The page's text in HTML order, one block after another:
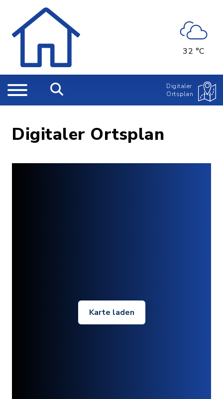
32 °C
Digitaler
Ortsplan
Digitaler Ortsplan
Karte laden